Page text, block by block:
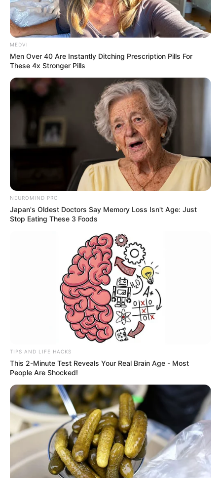
MEDVI
Men Over 40 Are Instantly Ditching Prescription Pills For
These 4x Stronger Pills
NEUROMIND PRO
Japan's Oldest Doctors Say Memory Loss Isn't Age: Just
Stop Eating These 3 Foods
TIPS AND LIFE HACKS
This 2-Minute Test Reveals Your Real Brain Age - Most
People Are Shocked!